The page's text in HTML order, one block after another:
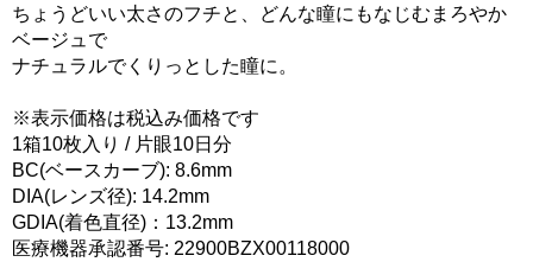
ちょうどいい太さのフチと、どんな瞳にもなじむまろやか
ベージュで
ナチュラルでくりっとした瞳に。
※表示価格は税込み価格です
1箱10枚入り / 片眼10日分
BC(ベースカーブ): 8.6mm
DIA(レンズ径): 14.2mm
GDIA(着色直径)：13.2mm
医療機器承認番号: 22900BZX00118000